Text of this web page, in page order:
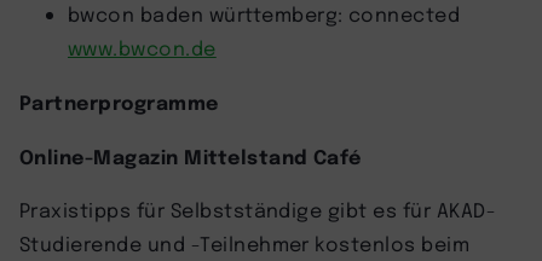
bwcon baden württemberg: connected
www.bwcon.de
Partnerprogramme
Online-Magazin Mittelstand Café
Praxistipps für Selbstständige gibt es für AKAD-
Studierende und -Teilnehmer kostenlos beim